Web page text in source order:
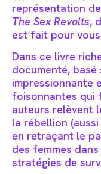
représentation
The Sex Revolts,
est fait pour
Dans ce livre
documenté,
impressionnante
foisonnantes qui
auteurs relèvent
la rébellion
en retraçant le
des femmes
stratégies de